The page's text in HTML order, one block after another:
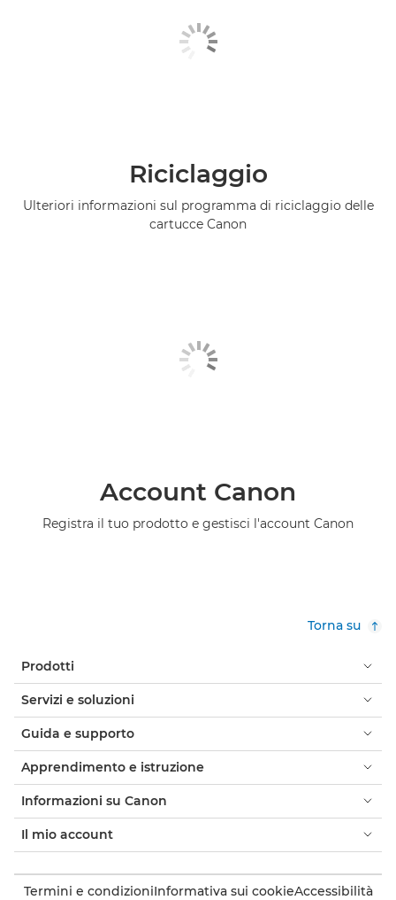
Riciclaggio
Ulteriori informazioni sul programma di riciclaggio delle
cartucce Canon
Account Canon
Registra il tuo prodotto e gestisci l'account Canon
Torna su
Prodotti
Servizi e soluzioni
Guida e supporto
Apprendimento e istruzione
Informazioni su Canon
Il mio account
Termini e condizioniInformativa sui cookieAccessibilità